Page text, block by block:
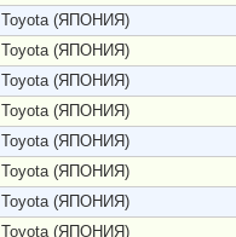
Toyota (ЯПОНИЯ)
Toyota (ЯПОНИЯ)
Toyota (ЯПОНИЯ)
Toyota (ЯПОНИЯ)
Toyota (ЯПОНИЯ)
Toyota (ЯПОНИЯ)
Toyota (ЯПОНИЯ)
Toyota (ЯПОНИЯ)